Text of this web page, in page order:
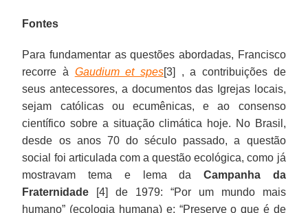
Fontes
Para fundamentar as questões abordadas, Francisco
recorre à Gaudium et spes[3] , a contribuições de
seus antecessores, a documentos das Igrejas locais,
sejam católicas ou ecumênicas, e ao consenso
científico sobre a situação climática hoje. No Brasil,
desde os anos 70 do século passado, a questão
social foi articulada com a questão ecológica, como já
mostravam tema e lema da Campanha da
Fraternidade [4] de 1979: “Por um mundo mais
humano” (ecologia humana) e: “Preserve o que é de